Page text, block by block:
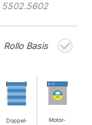
5502.5602
Rollo Basis
Doppel­ Motor­